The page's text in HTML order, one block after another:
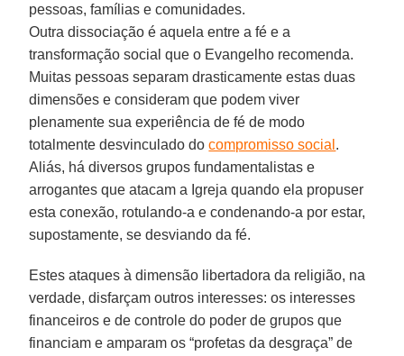
pessoas, famílias e comunidades.
Outra dissociação é aquela entre a fé e a
transformação social que o Evangelho recomenda.
Muitas pessoas separam drasticamente estas duas
dimensões e consideram que podem viver
plenamente sua experiência de fé de modo
totalmente desvinculado docompromisso social .
Aliás, há diversos grupos fundamentalistas e
arrogantes que atacam a Igreja quando ela propuser
esta conexão, rotulando-a e condenando-a por estar,
supostamente, se desviando da fé.
Estes ataques à dimensão libertadora da religião, na
verdade, disfarçam outros interesses: os interesses
financeiros e de controle do poder de grupos que
financiam e amparam os “profetas da desgraça” de